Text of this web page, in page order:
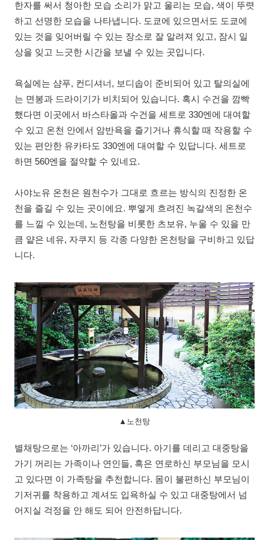
한자를 써서 청아한 모습 소리가 맑고 울리는 모습, 색이 뚜렷
하고 선명한 모습을 나타냅니다. 도쿄에 있으면서도 도쿄에
있는 것을 잊어버릴 수 있는 장소로 잘 알려져 있고, 잠시 일
상을 잊고 느긋한 시간을 보낼 수 있는 곳입니다.
욕실에는 샴푸, 컨디셔너, 보디솝이 준비되어 있고 탈의실에
는 면봉과 드라이기가 비치되어 있습니다. 혹시 수건을 깜빡
했다면 이곳에서 바스타올과 수건을 세트로 330엔에 대여할
수 있고 온천 안에서 암반욕을 즐기거나 휴식할 때 작용할 수
있는 편안한 유카타도 330엔에 대여할 수 있답니다. 세트로
하면 560엔을 절약할 수 있네요.
사야노유 온천은 원천수가 그대로 흐르는 방식의 진정한 온
천을 즐길 수 있는 곳이에요. 뿌옇게 흐려진 녹갈색의 온천수
를 느낄 수 있는데, 노천탕을 비롯한 츠보유, 누울 수 있을 만
큼 얕은 네유, 자쿠지 등 각종 다양한 온천탕을 구비하고 있답
니다.
▲노천탕
별채탕으로는 ‘아까리’가 있습니다. 아기를 데리고 대중탕을
가기 꺼리는 가족이나 연인들, 혹은 연로하신 부모님을 모시
고 있다면 이 가족탕을 추천합니다. 몸이 불편하신 부모님이
기저귀를 착용하고 계셔도 입욕하실 수 있고 대중탕에서 넘
어지실 걱정을 안 해도 되어 안전하답니다.